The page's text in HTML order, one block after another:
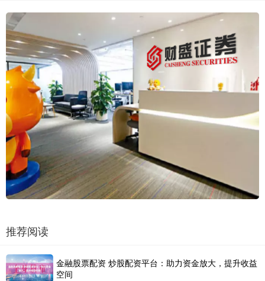
推荐阅读
金融股票配资 炒股配资平台：助力资金放大，提升收益
空间